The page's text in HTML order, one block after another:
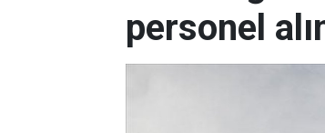
personel